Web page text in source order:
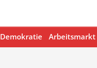
Demokratie Arbeitsmarkt